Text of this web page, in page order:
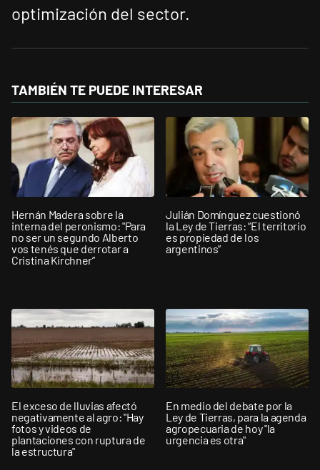
optimización del sector.
TAMBIÉN TE PUEDE INTERESAR
Hernán Madera sobre la
interna del peronismo: "Para
no ser un segundo Alberto
vos tenés que derrotar a
Cristina Kirchner”
Julián Domínguez cuestionó
la Ley de Tierras: “El territorio
es propiedad de los
argentinos”
El exceso de lluvias afectó
negativamente al agro: "Hay
fotos y videos de
plantaciones con ruptura de
la estructura"
En medio del debate por la
Ley de Tierras, para la agenda
agropecuaria de hoy "la
urgencia es otra"